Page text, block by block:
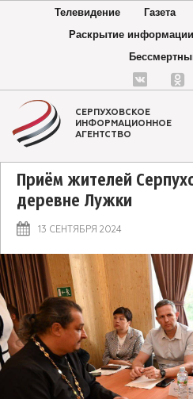
Телевидение Газета
Раскрытие информации
СЕРПУХОВСКОЕ
ИНФОРМАЦИОННОЕ
АГЕНТСТВО
Приём жителей
деревне Лужки
13 СЕНТЯБРЯ 2024